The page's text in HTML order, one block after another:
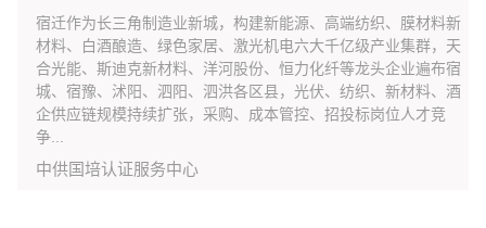
宿迁作为长三角制造业新城，构建新能源、高端纺织、膜材料新
材料、白酒酿造、绿色家居、激光机电六大千亿级产业集群，天
合光能、斯迪克新材料、洋河股份、恒力化纤等龙头企业遍布宿
城、宿豫、沭阳、泗阳、泗洪各区县，光伏、纺织、新材料、酒
企供应链规模持续扩张，采购、成本管控、招投标岗位人才竞
争...
中供国培认证服务中心